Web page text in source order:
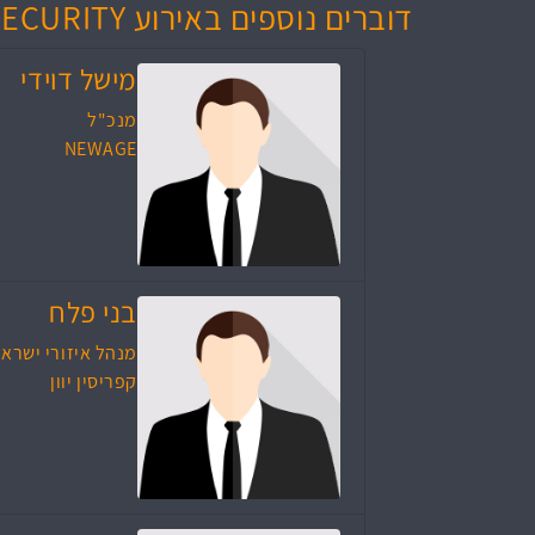
דוברים נוספים באירוע The NewAge for CYBER SECURITY
מישל דוידי
מנכ"ל
NEWAGE
בני פלח
מנהל איזורי
קפריסין יוון